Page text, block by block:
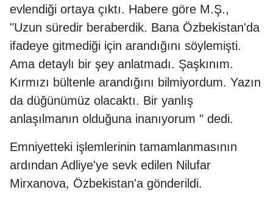
evlendiği ortaya çıktı. Habere göre M.Ş.,
"Uzun süredir beraberdik. Bana Özbekistan'da
ifadeye gitmediği için arandığını söylemişti.
Ama detaylı bir şey anlatmadı. Şaşkınım.
Kırmızı bültenle arandığını bilmiyordum. Yazın
da düğünümüz olacaktı. Bir yanlış
anlaşılmanın olduğuna inanıyorum " dedi.
Emniyetteki işlemlerinin tamamlanmasının
ardından Adliye'ye sevk edilen Nilufar
Mirxanova, Özbekistan'a gönderildi.